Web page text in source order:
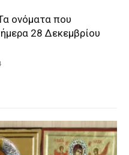
ονόματα που
28 Δεκεμβρίου